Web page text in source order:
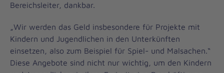
Bereichsleiter, dankbar.
„Wir werden das Geld insbesondere für Projekte mit
Kindern und Jugendlichen in den Unterkünften
einsetzen, also zum Beispiel für Spiel- und Malsachen.“
Diese Angebote sind nicht nur wichtig, um den Kindern